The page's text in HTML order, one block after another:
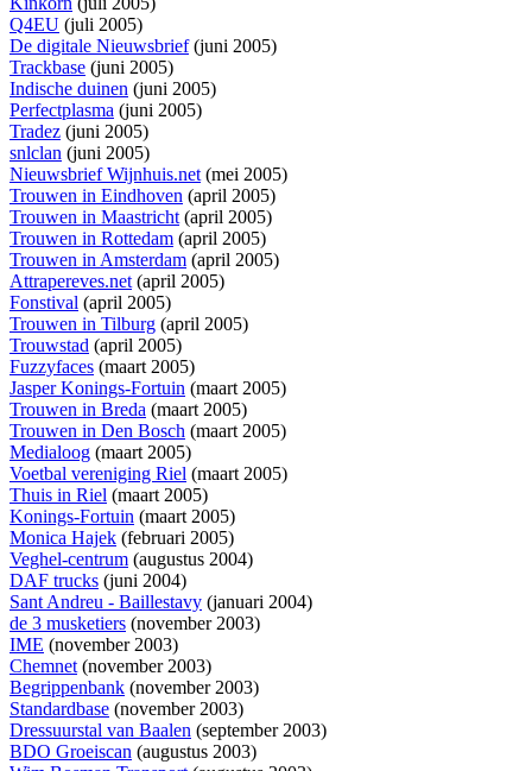
Q4EU (juli 2005)
De digitale Nieuwsbrief(juni 2005)
Trackbase (juni 2005)
Indische duinen (juni 2005)
Perfectplasma (juni 2005)
Tradez (juni 2005)
snlclan (juni 2005)
Nieuwsbrief Wijnhuis.net(mei 2005)
Trouwen in Eindhoven (april 2005)
Trouwen in Maastricht(april 2005)
Trouwen in Rottedam (april 2005)
Trouwen in Amsterdam (april 2005)
Attrapereves.net(april 2005)
Fonstival (april 2005)
Trouwen in Tilburg (april 2005)
Trouwstad (april 2005)
Fuzzyfaces (maart 2005)
Jasper Konings-Fortuin (maart 2005)
Trouwen in Breda (maart 2005)
Trouwen in Den Bosch (maart 2005)
Medialoog (maart 2005)
Voetbal vereniging Riel (maart 2005)
Thuis in Riel (maart 2005)
Konings-Fortuin (maart 2005)
Monica Hajek (februari 2005)
Veghel-centrum (augustus 2004)
DAF trucks (juni 2004)
Sant Andreu - Baillestavy (januari 2004)
de 3 musketiers (november 2003)
IME (november 2003)
Chemnet(november 2003)
Begrippenbank (november 2003)
Standardbase (november 2003)
Dressuurstal van Baalen (september 2003)
BDO Groeiscan (augustus 2003)